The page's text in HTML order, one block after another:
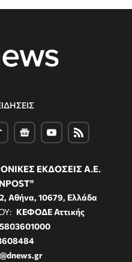
ΕΚΔΟΣΕΙΣ Α.Ε.
Αθήνα, 10679, Ελλάδα
ΚΕΦΟΔΕ Αττικής